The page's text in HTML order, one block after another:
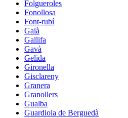
Folgueroles
Fonollosa
Font-rubí
Gaià
Gallifa
Gavà
Gelida
Gironella
Gisclareny
Granera
Granollers
Gualba
Guardiola de Berguedà